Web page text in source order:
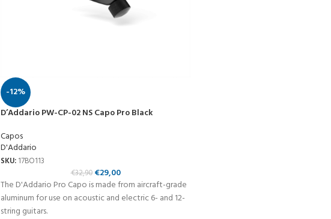
-12%
D’Addario PW-CP-02 NS Capo Pro Black
Capos
D'Addario
SKU: 17BO113
€32,90 €29,00
The D'Addario Pro Capo is made from aircraft-grade
aluminum for use on acoustic and electric 6- and 12-
string guitars.